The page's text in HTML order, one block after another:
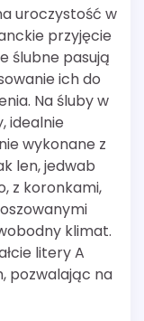
uroczystość w
przyjęcie
ślubne pasują
ich do
Na śluby w
idealnie
wykonane z
len, jedwab
z koronkami,
klimat.
litery A
pozwalając na